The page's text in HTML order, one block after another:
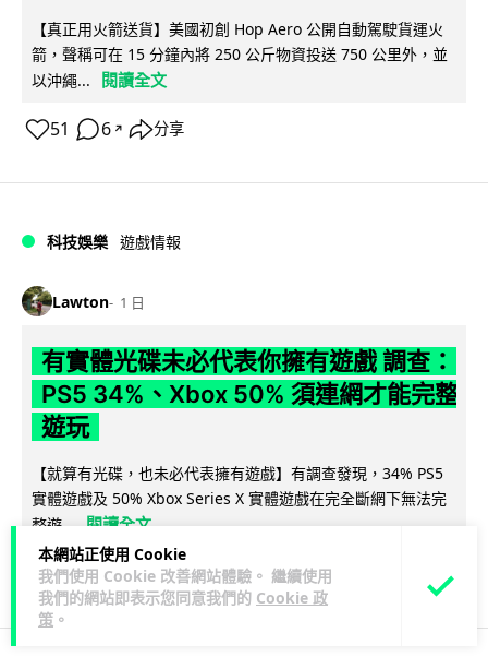
本網站正使用 Cookie
我們使用 Cookie 改善網站體驗。 繼續使用
我們的網站即表示您同意我們的 Cookie 政
策 。
【真正用火箭送貨】美國初創 Hop Aero 公開自動駕駛貨運火
箭，聲稱可在 15 分鐘內將 250 公斤物資投送 750 公里外，並
以沖繩...
閱讀全文
51 6 ↗ 分享
科技娛樂 遊戲情報
Lawton 1 日
有實體光碟未必代表你擁有遊戲 調查：
PS5 34%、Xbox 50% 須連網才能完整
遊玩
【就算有光碟，也未必代表擁有遊戲】有調查發現，34% PS5
實體遊戲及 50% Xbox Series X 實體遊戲在完全斷網下無法完
整遊... 閱讀全文
215 113 ↗ 分享